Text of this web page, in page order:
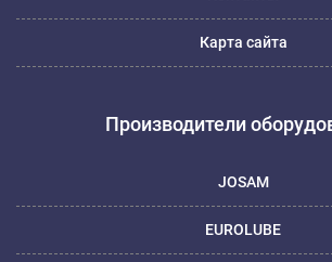
Карта сайта
Производители
JOSAM
EUROLUBE